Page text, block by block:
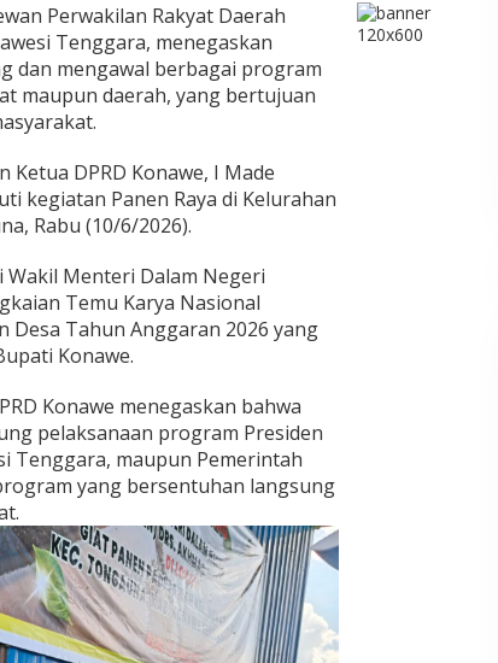
Perwakilan Rakyat Daerah
Tenggara, menegaskan
dan mengawal berbagai program
maupun daerah, yang bertujuan
DPRD Konawe, I Made
kegiatan Panen Raya di Kelurahan
Rabu (10/6/2026).
Menteri Dalam Negeri
Temu Karya Nasional
Desa Tahun Anggaran 2026 yang
Konawe.
Konawe menegaskan bahwa
pelaksanaan program Presiden
Tenggara, maupun Pemerintah
yang bersentuhan langsung